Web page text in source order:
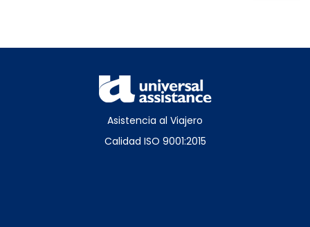
Asistencia al Viajero
Calidad ISO 9001:2015